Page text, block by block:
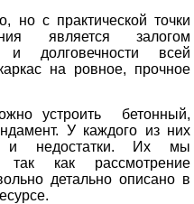
но с практической точки
является залогом
и долговечности всей
на ровное, прочное
устроить бетонный,
У каждого из них
и недостатки. Их мы
так как рассмотрение
детально описано в